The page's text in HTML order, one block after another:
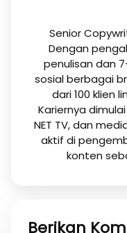
Senior
Dengan
penulisan dan
sosial berbagai
dari 100 klien
Kariernya
NET TV, dan
aktif di
konten
Berikan